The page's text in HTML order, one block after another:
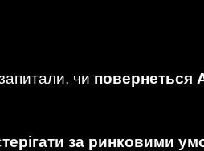
чи повернеться
за ринковими